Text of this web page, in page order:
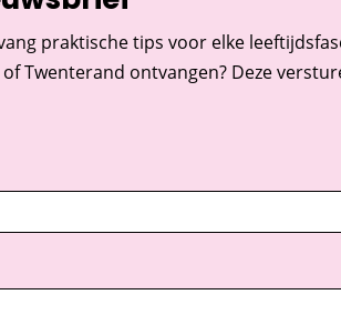
praktische tips voor elke
Twenterand ontvangen? Deze